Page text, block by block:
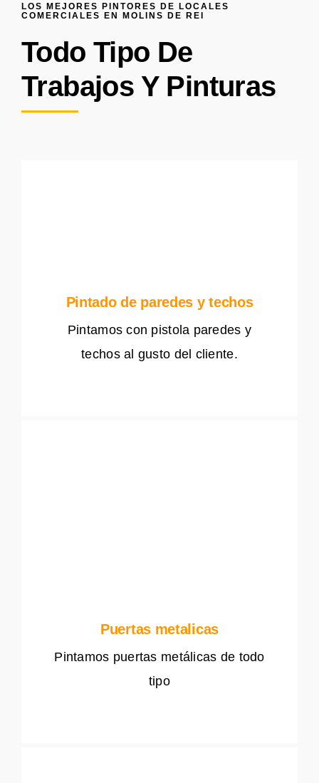
LOS MEJORES PINTORES DE LOCALES
COMERCIALES EN MOLINS DE REI
Todo Tipo De
Trabajos Y Pinturas
Pintado de paredes y techos
Pintamos con pistola paredes y
techos al gusto del cliente.
Puertas metalicas
Pintamos puertas metálicas de todo
tipo